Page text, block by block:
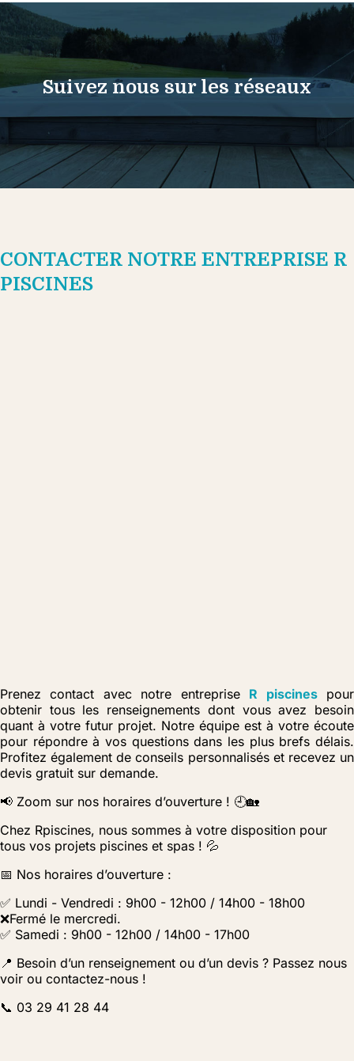
Suivez nous sur les réseaux
CONTACTER NOTRE ENTREPRISE R
PISCINES
Prenez contact avec notre entreprise R piscinespour
obtenir tous les renseignements dont vous avez besoin
quant à votre futur projet. Notre équipe est à votre écoute
pour répondre à vos questions dans les plus brefs délais.
Profitez également de conseils personnalisés et recevez un
devis gratuit sur demande.
📢 Zoom sur nos horaires d’ouverture ! 🕘🏡
Chez Rpiscines, nous sommes à votre disposition pour
tous vos projets piscines et spas ! 💦
📅 Nos horaires d’ouverture :
✅ Lundi - Vendredi : 9h00 - 12h00 / 14h00 - 18h00
❌Fermé le mercredi.
✅ Samedi : 9h00 - 12h00 / 14h00 - 17h00
📍 Besoin d’un renseignement ou d’un devis ? Passez nous
voir ou contactez-nous !
📞 03 29 41 28 44